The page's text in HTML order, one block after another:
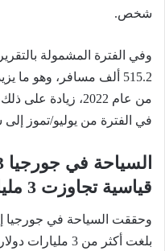
شخص.
وفي الفترة المشمولة
من عام 2022،
في الفترة من يوليو/تموز إلى
قياسية تجاوزت 3 مليار دولار
بلغت أكثر من 3